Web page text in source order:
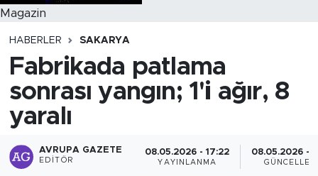
Magazin
HABERLER SAKARYA
Fabrikada patlama
sonrası yangın; 1'i ağır, 8
yaralı
AVRUPA GAZETE
EDITÖR
08.05.2026 - 17:22
YAYINLANMA
08.05.2026 -